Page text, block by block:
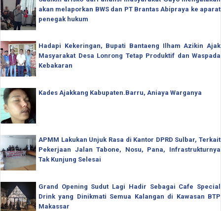
akan melaporkan BWS dan PT Brantas Abipraya ke aparat
penegak hukum
Hadapi Kekeringan, Bupati Bantaeng Ilham Azikin Ajak
Masyarakat Desa Lonrong Tetap Produktif dan Waspada
Kebakaran
Kades Ajakkang Kabupaten.Barru, Aniaya Warganya
APMM Lakukan Unjuk Rasa di Kantor DPRD Sulbar, Terkait
Pekerjaan Jalan Tabone, Nosu, Pana, Infrastrukturnya
Tak Kunjung Selesai
Grand Opening Sudut Lagi Hadir Sebagai Cafe Special
Drink yang Dinikmati Semua Kalangan di Kawasan BTP
Makassar